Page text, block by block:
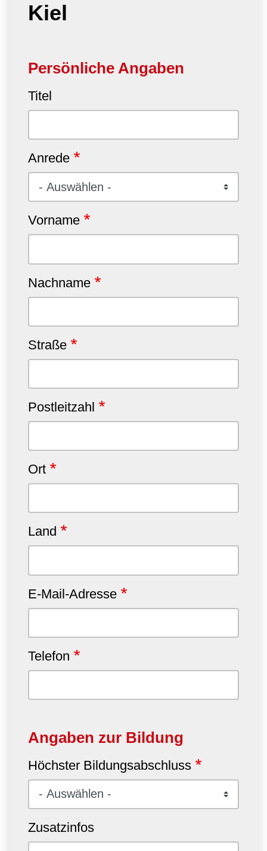
Kiel
Persönliche Angaben
Titel
Anrede
Vorname
Nachname
Straße
Postleitzahl
Ort
Land
E-Mail-Adresse
Telefon
Angaben zur Bildung
Höchster Bildungsabschluss
Zusatzinfos